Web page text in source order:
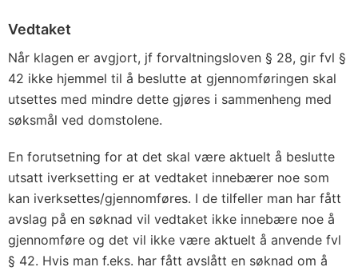
Vedtaket
Når klagen er avgjort, jf forvaltningsloven § 28, gir fvl §
42 ikke hjemmel til å beslutte at gjennomføringen skal
utsettes med mindre dette gjøres i sammenheng med
søksmål ved domstolene.
En forutsetning for at det skal være aktuelt å beslutte
utsatt iverksetting er at vedtaket innebærer noe som
kan iverksettes/gjennomføres. I de tilfeller man har fått
avslag på en søknad vil vedtaket ikke innebære noe å
gjennomføre og det vil ikke være aktuelt å anvende fvl
§ 42. Hvis man f.eks. har fått avslått en søknad om å